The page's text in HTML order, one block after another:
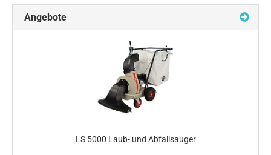
Angebote
LS 5000 Laub- und Abfallsauger